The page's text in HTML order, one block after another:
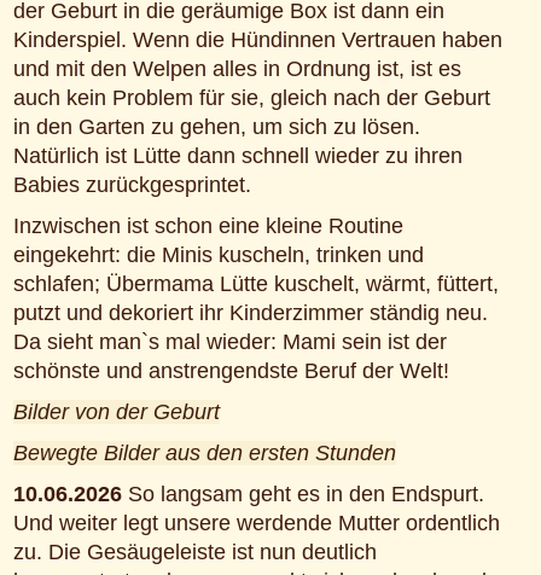
der Geburt in die geräumige Box ist dann ein
Kinderspiel. Wenn die Hündinnen Vertrauen haben
und mit den Welpen alles in Ordnung ist, ist es
auch kein Problem für sie, gleich nach der Geburt
in den Garten zu gehen, um sich zu lösen.
Natürlich ist Lütte dann schnell wieder zu ihren
Babies zurückgesprintet.
Inzwischen ist schon eine kleine Routine
eingekehrt: die Minis kuscheln, trinken und
schlafen; Übermama Lütte kuschelt, wärmt, füttert,
putzt und dekoriert ihr Kinderzimmer ständig neu.
Da sieht man`s mal wieder: Mami sein ist der
schönste und anstrengendste Beruf der Welt!
Bilder von der Geburt
Bewegte Bilder aus den ersten Stunden
10.06.2026 So langsam geht es in den Endspurt.
Und weiter legt unsere werdende Mutter ordentlich
zu. Die Gesäugeleiste ist nun deutlich